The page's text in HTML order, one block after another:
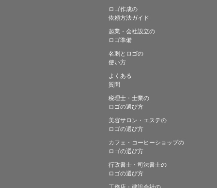
ロゴ作成の
依頼方法ガイド
起業・会社設立の
ロゴ準備
名刺とロゴの
使い方
よくある
質問
税理士・士業の
ロゴの選び方
美容サロン・エステの
ロゴの選び方
カフェ・コーヒーショップの
ロゴの選び方
行政書士・司法書士の
ロゴの選び方
工務店・建設会社の